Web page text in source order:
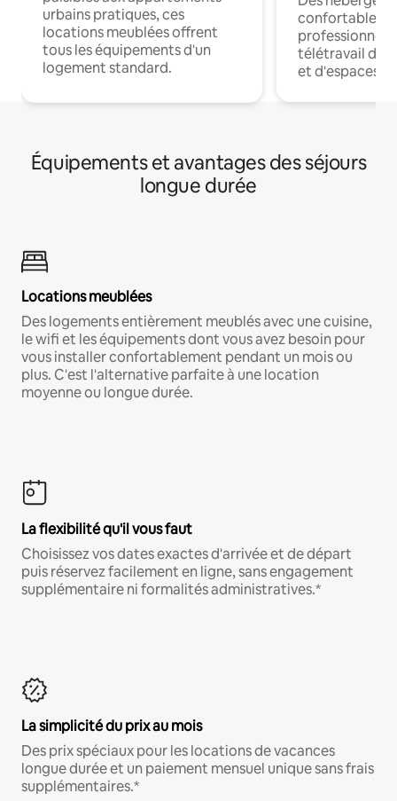
urbains pratiques, ces
locations meublées offrent
tous les équipements d'un
logement standard.
confortables
professionnels
télétravail
et d'espaces
Équipements et avantages des séjours
longue durée
Locations meublées
Des logements entièrement meublés avec une cuisine,
le wifi et les équipements dont vous avez besoin pour
vous installer confortablement pendant un mois ou
plus. C'est l'alternative parfaite à une location
moyenne ou longue durée.
La flexibilité qu'il vous faut
Choisissez vos dates exactes d'arrivée et de départ
puis réservez facilement en ligne, sans engagement
supplémentaire ni formalités administratives.*
La simplicité du prix au mois
Des prix spéciaux pour les locations de vacances
longue durée et un paiement mensuel unique sans frais
supplémentaires.*